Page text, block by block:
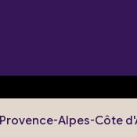
Provence-Alpes-Côte